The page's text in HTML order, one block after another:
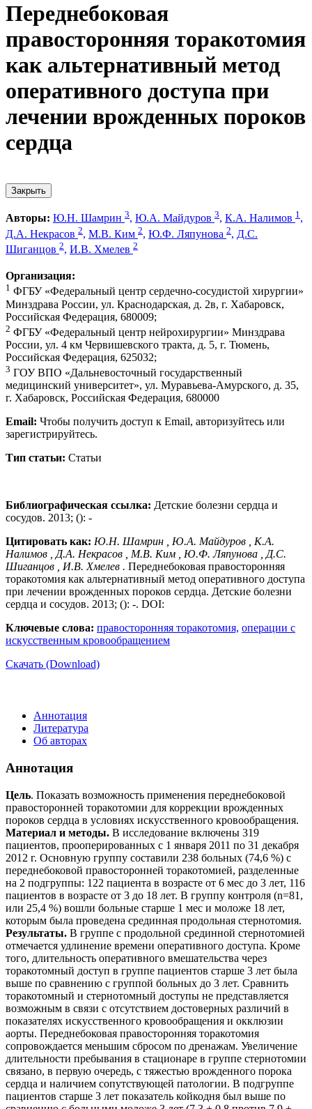
Переднебоковая
правосторонняя торакотомия
как альтернативный метод
оперативного доступа при
лечении врожденных пороков
сердца
Закрыть
Авторы: Ю.Н. Шамрин 3, Ю.А. Майдуров 3, К.А. Налимов 1 ,
Д.А. Некрасов 2, М.В. Ким 2, Ю.Ф. Ляпунова 2, Д.С.
Шиганцов 2, И.В. Хмелев 2
Организация:
1 ФГБУ «Федеральный центр сердечно-сосудистой хирургии»
Минздрава России, ул. Краснодарская, д. 2в, г. Хабаровск,
Российская Федерация, 680009;
2 ФГБУ «Федеральный центр нейрохирургии» Минздрава
России, ул. 4 км Червишевского тракта, д. 5, г. Тюмень,
Российская Федерация, 625032;
3 ГОУ ВПО «Дальневосточный государственный
медицинский университет», ул. Муравьева-Амурского, д. 35,
г. Хабаровск, Российская Федерация, 680000
Email: Чтобы получить доступ к Email, авторизуйтесь или
зарегистрируйтесь.
Тип статьи: Статьи
Библиографическая ссылка: Детские болезни сердца и
сосудов. 2013; (): -
Цитировать как: Ю.Н. Шамрин , Ю.А. Майдуров , К.А.
Налимов , Д.А. Некрасов , М.В. Ким , Ю.Ф. Ляпунова , Д.С.
Шиганцов , И.В. Хмелев . Переднебоковая правосторонняя
торакотомия как альтернативный метод оперативного доступа
при лечении врожденных пороков сердца. Детские болезни
сердца и сосудов. 2013; (): -. DOI:
Ключевые слова: правосторонняя торакотомия, операции с
искусственным кровообращением
Скачать (Download)
Аннотация
Литература
Об авторах
Аннотация
Цель. Показать возможность применения переднебоковой
правосторонней торакотомии для коррекции врожденных
пороков сердца в условиях искусственного кровообращения.
Материал и методы. В исследование включены 319
пациентов, прооперированных с 1 января 2011 по 31 декабря
2012 г. Основную группу составили 238 больных (74,6 %) с
переднебоковой правосторонней торакотомией, разделенные
на 2 подгруппы: 122 пациента в возрасте от 6 мес до 3 лет, 116
пациентов в возрасте от 3 до 18 лет. В группу контроля (n=81,
или 25,4 %) вошли больные старше 1 мес и моложе 18 лет,
которым была проведена срединная продольная стернотомия.
Результаты. В группе с продольной срединной стернотомией
отмечается удлинение времени оперативного доступа. Кроме
того, длительность оперативного вмешательства через
торакотомный доступ в группе пациентов старше 3 лет была
выше по сравнению с группой больных до 3 лет. Сравнить
торакотомный и стернотомный доступы не представляется
возможным в связи с отсутствием достоверных различий в
показателях искусственного кровообращения и окклюзии
аорты. Переднебоковая правосторонняя торакотомия
сопровождается меньшим сбросом по дренажам. Увеличение
длительности пребывания в стационаре в группе стернотомии
связано, в первую очередь, с тяжестью врожденного порока
сердца и наличием сопутствующей патологии. В подгруппе
пациентов старше 3 лет показатель койкодня был выше по